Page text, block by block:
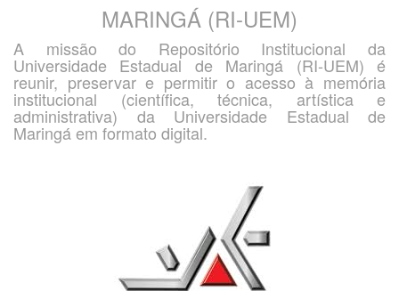
MARINGÁ (RI-UEM)
A missão do Repositório Institucional da
Universidade Estadual de Maringá (RI-UEM) é
reunir, preservar e permitir o acesso à memória
institucional (científica, técnica, artística e
administrativa) da Universidade Estadual de
Maringá em formato digital.